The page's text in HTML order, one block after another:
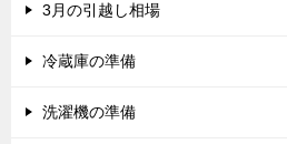
3月の引越し相場
冷蔵庫の準備
洗濯機の準備